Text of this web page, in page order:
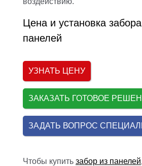
Цена и установка
панелей
УЗНАТЬ ЦЕНУ
ЗАКАЗАТЬ ГОТОВОЕ
ЗАДАТЬ ВОПРОС
Чтобы купить забор из панелей